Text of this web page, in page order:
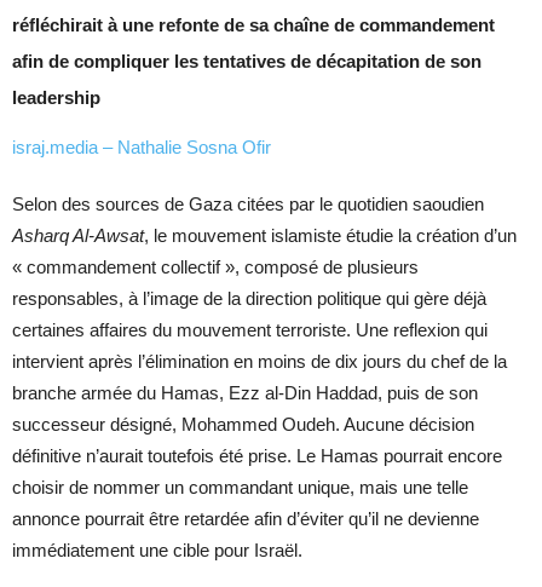
réfléchirait à une refonte de sa chaîne de commandement
afin de compliquer les tentatives de décapitation de son
leadership
israj.media – Nathalie Sosna Ofir
Selon des sources de Gaza citées par le quotidien saoudien
Asharq Al-Awsat, le mouvement islamiste étudie la création d’un
« commandement collectif », composé de plusieurs
responsables, à l’image de la direction politique qui gère déjà
certaines affaires du mouvement terroriste. Une reflexion qui
intervient après l’élimination en moins de dix jours du chef de la
branche armée du Hamas, Ezz al-Din Haddad, puis de son
successeur désigné, Mohammed Oudeh. Aucune décision
définitive n’aurait toutefois été prise. Le Hamas pourrait encore
choisir de nommer un commandant unique, mais une telle
annonce pourrait être retardée afin d’éviter qu’il ne devienne
immédiatement une cible pour Israël.